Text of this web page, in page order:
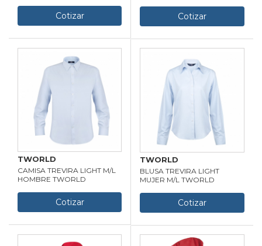
Cotizar Cotizar
TWORLD
CAMISA TREVIRA LIGHT M/L
HOMBRE TWORLD
Cotizar
TWORLD
BLUSA TREVIRA LIGHT
MUJER M/L TWORLD
Cotizar